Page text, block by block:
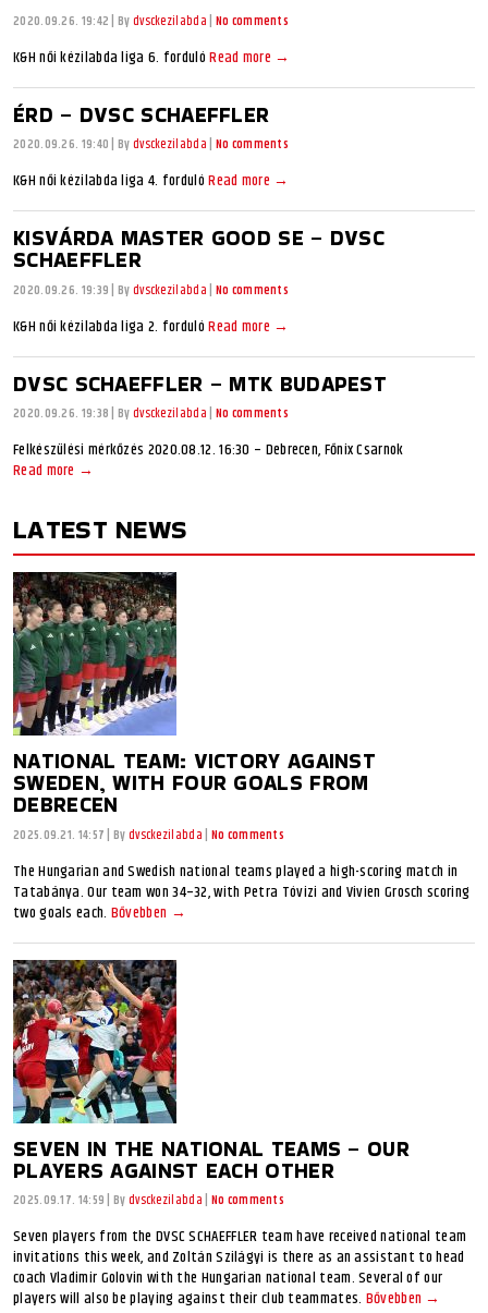
2020.09.26. 19:42 Bydvsckezilabda No comments
K&H női kézilabda liga 6. fordulóRead more →
ÉRD – DVSC SCHAEFFLER
2020.09.26. 19:40 Bydvsckezilabda No comments
K&H női kézilabda liga 4. fordulóRead more →
KISVÁRDA MASTER GOOD SE – DVSC
SCHAEFFLER
2020.09.26. 19:39 Bydvsckezilabda No comments
K&H női kézilabda liga 2. fordulóRead more →
DVSC SCHAEFFLER – MTK BUDAPEST
2020.09.26. 19:38 Bydvsckezilabda No comments
Felkészülési mérkőzés 2020.08.12. 16:30 – Debrecen, Főnix Csarnok
Read more →
LATEST NEWS
NATIONAL TEAM: VICTORY AGAINST
SWEDEN, WITH FOUR GOALS FROM
DEBRECEN
2025.09.21. 14:57 Bydvsckezilabda No comments
The Hungarian and Swedish national teams played a high-scoring match in
Tatabánya. Our team won 34–32, with Petra Tóvizi and Vivien Grosch scoring
two goals each. Bővebben →
SEVEN IN THE NATIONAL TEAMS – OUR
PLAYERS AGAINST EACH OTHER
2025.09.17. 14:59 Bydvsckezilabda No comments
Seven players from the DVSC SCHAEFFLER team have received national team
invitations this week, and Zoltán Szilágyi is there as an assistant to head
coach Vladimir Golovin with the Hungarian national team. Several of our
players will also be playing against their club teammates. Bővebben →